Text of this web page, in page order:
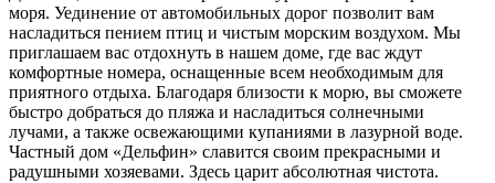
моря. Уединение от автомобильных дорог позволит вам
насладиться пением птиц и чистым морским воздухом. Мы
приглашаем вас отдохнуть в нашем доме, где вас ждут
комфортные номера, оснащенные всем необходимым для
приятного отдыха. Благодаря близости к морю, вы сможете
быстро добраться до пляжа и насладиться солнечными
лучами, а также освежающими купаниями в лазурной воде.
Частный дом «Дельфин» славится своим прекрасными и
радушными хозяевами. Здесь царит абсолютная чистота.